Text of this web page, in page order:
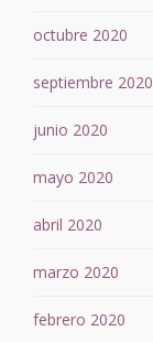
octubre 2020
septiembre 2020
junio 2020
mayo 2020
abril 2020
marzo 2020
febrero 2020